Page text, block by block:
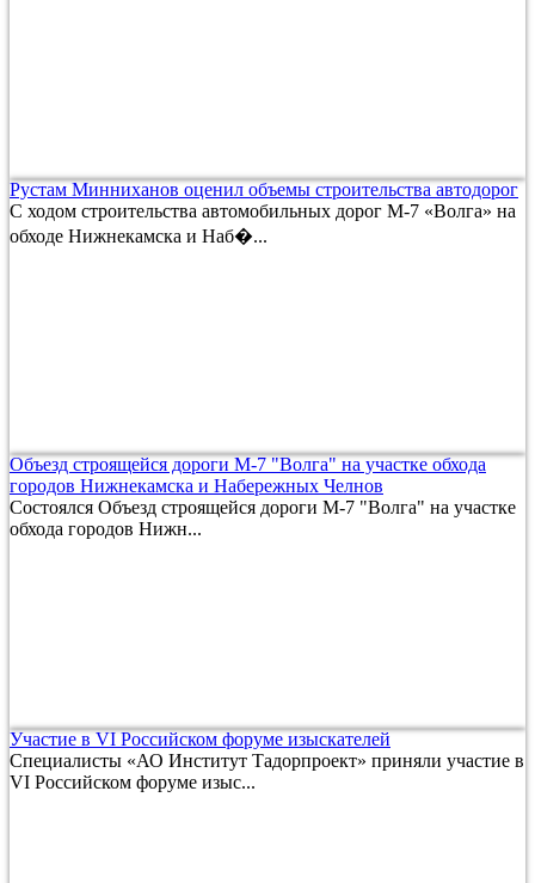
Рустам Минниханов оценил объемы строительства автодорог
С ходом строительства автомобильных дорог М-7 «Волга» на
обходе Нижнекамска и Наб�...
Объезд строящейся дороги М-7 "Волга" на участке обхода
городов Нижнекамска и Набережных Челнов
Состоялся Объезд строящейся дороги М-7 "Волга" на участке
обхода городов Нижн...
Участие в VI Российском форуме изыскателей
Специалисты «АО Институт Тадорпроект» приняли участие в
VI Российском форуме изыс...